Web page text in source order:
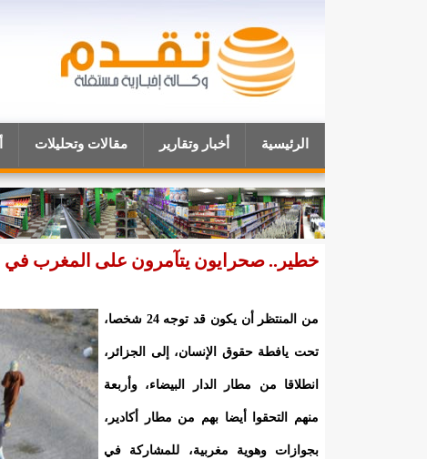
الرئيسية أخبار وتقارير مقالات وتحليلات
خطير.. صحرايون يتآمرون على المغرب في
من المنتظر أن يكون قد توجه 24 شخصا،
تحت يافطة حقوق الإنسان، إلى الجزائر،
انطلاقا من مطار الدار البيضاء، وأربعة
منهم التحقوا أيضا بهم من مطار أكادير،
بجوازات وهوية مغربية، للمشاركة في